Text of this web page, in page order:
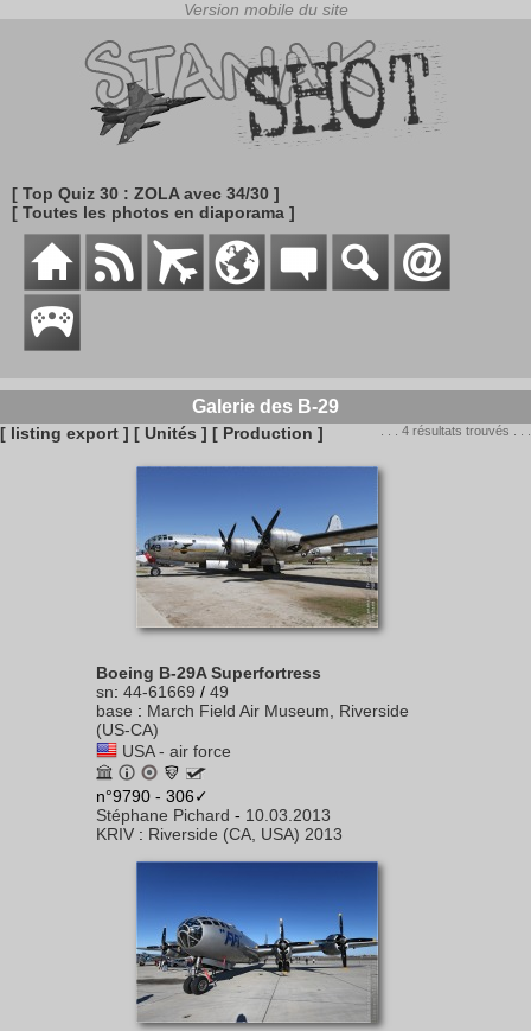
[ Top Quiz 30 : ZOLA avec 34/30 ]
[ Toutes les photos en diaporama ]
Galerie des B-29
[ listing export ] [ Unités ] [ Production ] . . . 4 résultats trouvés . . .
Boeing B-29A Superfortress
sn: 44-61669 / 49
base : March Field Air Museum, Riverside
(US-CA)
USA - air force
n°9790 - 306✓
Stéphane Pichard - 10.03.2013
KRIV : Riverside (CA, USA) 2013